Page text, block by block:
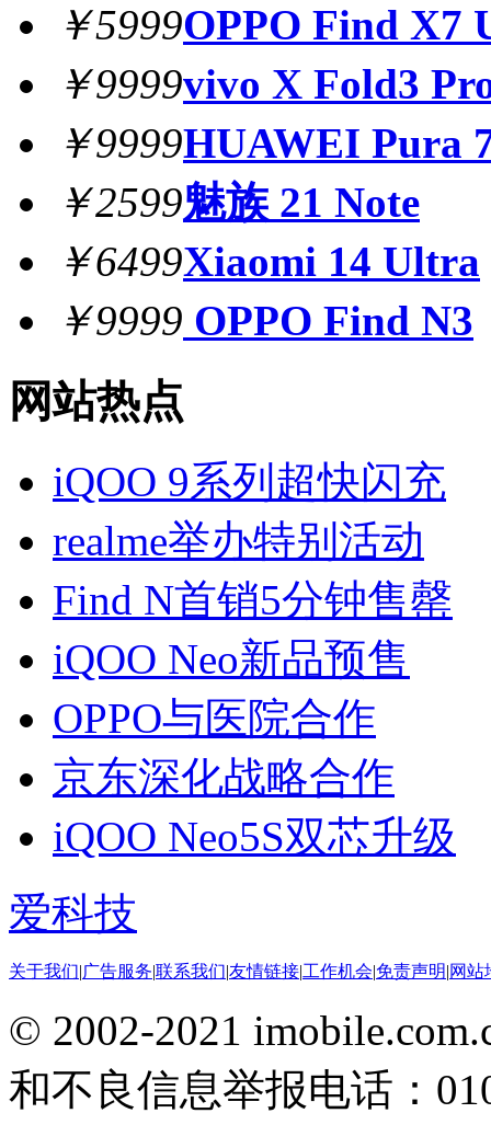
￥5999OPPO Find X7
￥9999vivo X Fold3
￥9999HUAWEI Pura
￥2599魅族 21 Note
￥6499Xiaomi 14 Ultra
￥9999 OPPO Find N3
网站热点
iQOO 9系列超快闪充
realme举办特别活动
Find N首销5分钟售罄
iQOO Neo新品预售
OPPO与医院合作
京东深化战略合作
iQOO Neo5S双芯升级
爱科技
关于我们|广告服务|联系我们|友情链接|工作机会|免责声明|网站
© 2002-2021
和不良信息举报电话：